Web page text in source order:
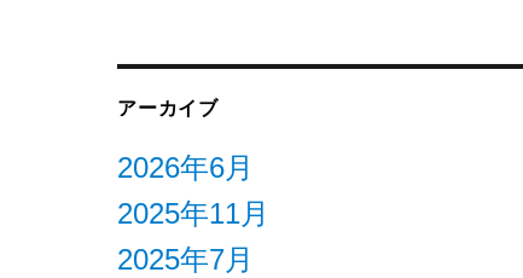
アーカイブ
2026年6月
2025年11月
2025年7月